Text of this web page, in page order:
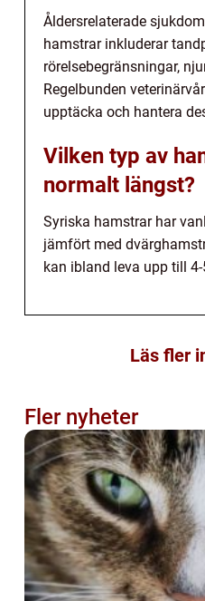
Åldersrelaterade
hamstrar inkluderar
rörelsebegränsningar,
Regelbunden
upptäcka och hantera
Vilken typ av
normalt längst?
Syriska hamstrar har
jämfört med
kan ibland leva upp till 4-
Läs fler
Fler nyheter